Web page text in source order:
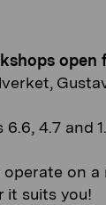
open
6.6, 4.7 and
operate on
it suits you!